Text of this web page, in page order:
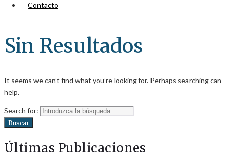
Contacto
Sin Resultados
It seems we can’t find what you’re looking for. Perhaps searching can
help.
Search for:
Buscar
Últimas Publicaciones